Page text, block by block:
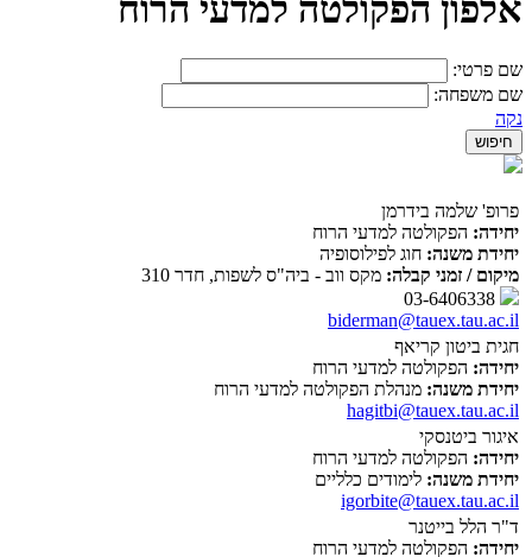
אלפון הפקולטה למדעי הרוח
שם פרטי:
שם משפחה:
נקה
פרופ' שלמה בידרמן
יחידה: הפקולטה למדעי הרוח
יחידת משנה: חוג לפילוסופיה
מיקום / זמני קבלה: מקס ווב - ביה"ס לשפות, חדר 310
biderman@tauex.tau.ac.il
חגית ביטון קריאף
יחידה: הפקולטה למדעי הרוח
יחידת משנה: מנהלת הפקולטה למדעי הרוח
hagitbi@tauex.tau.ac.il
איגור ביטנסקי
יחידה: הפקולטה למדעי הרוח
יחידת משנה: לימודים כלליים
igorbite@tauex.tau.ac.il
ד"ר הלל בייטנר
יחידה: הפקולטה למדעי הרוח